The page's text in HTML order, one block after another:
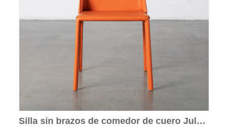
Silla sin brazos de comedor de cuero July